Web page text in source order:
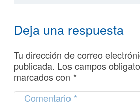
Deja una respuesta
Tu dirección de correo
publicada. Los campos
marcados con *